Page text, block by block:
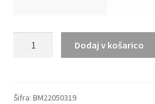
Bayern
Dodaj v košarico
Šifra: BM22050319